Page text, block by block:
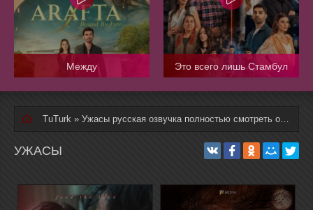
Между Это всего лишь Стамбул
TuTurk » Ужасы русская озвучка полностью смотреть онлайн
УЖАСЫ